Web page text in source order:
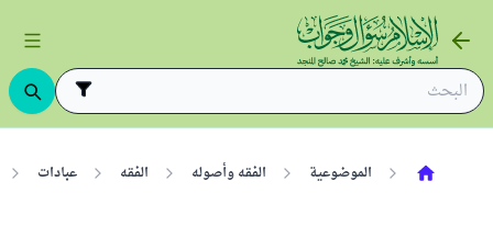
الموضوعية الفقه وأصوله الفقه عبادات